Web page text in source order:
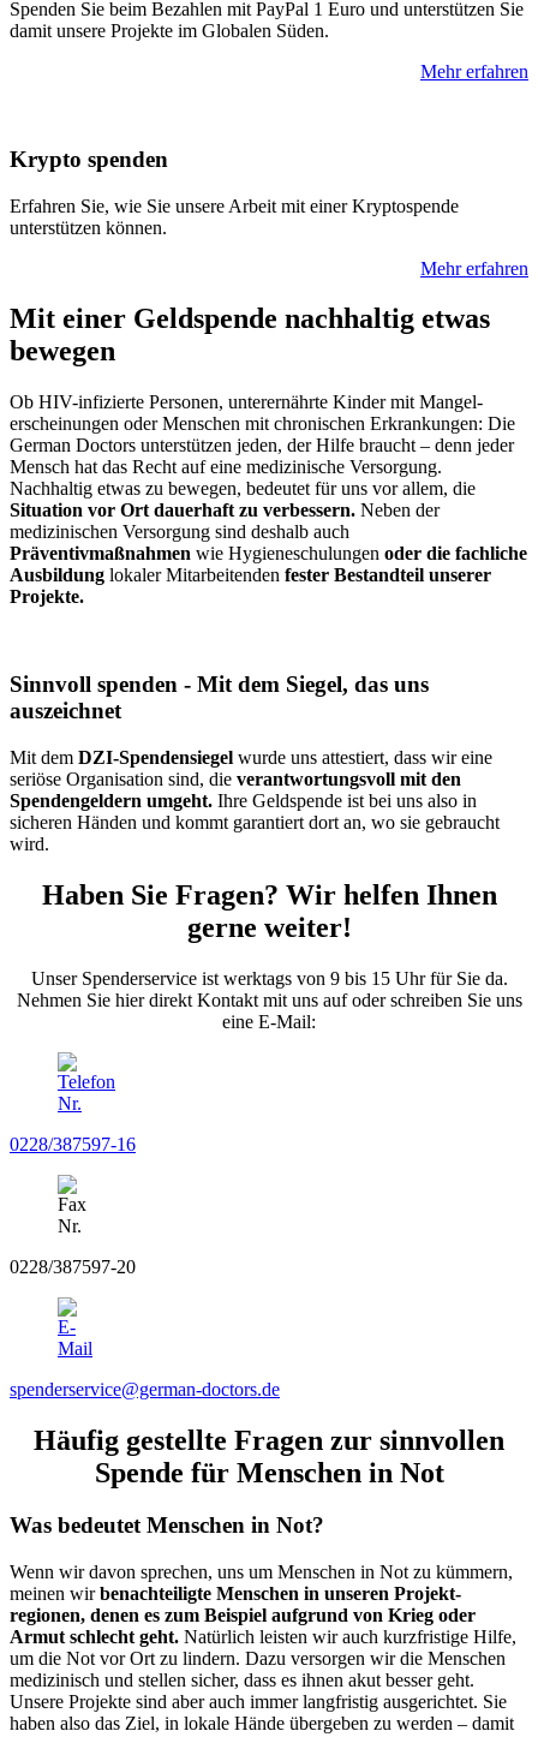
Spen­den Sie beim Be­zahl­en mit PayPal 1 Euro und unter­stützen Sie
da­mit unsere Projekte im Glo­balen Süden.
Mehr erfahren
Krypto spenden
Erfahren Sie, wie Sie unsere Arbeit mit einer Krypto­spende
unterstützen können.
Mehr erfahren
Mit einer Geldspende nachhaltig etwas
bewegen
Ob HIV-infizierte Personen, unter­ernährte Kinder mit Mangel­
erscheinungen oder Menschen mit chronischen Erkran­kungen: Die
German Doctors unterstützen jeden, der Hilfe braucht – denn jeder
Mensch hat das Recht auf eine medizinische Versorgung.
Nachhaltig etwas zu bewegen, bedeutet für uns vor allem, die
Situation vor Ort dauerhaft zu verbessern. Neben der
medizinischen Versorgung sind deshalb auch
Präventivmaßnahmen wie Hygieneschulungen oder die fachliche
Ausbildung lokaler Mitarbeitenden fester Bestandteil unserer
Projekte.
Sinnvoll spenden - Mit dem Siegel, das uns
auszeichnet
Mit dem DZI-Spenden­siegel wurde uns attes­tiert, dass wir eine
seriöse Organisa­tion sind, die verant­wortungs­voll mit den
Spenden­geldern umgeht. Ihre Geld­spende ist bei uns also in
sicheren Händen und kommt garan­tiert dort an, wo sie gebraucht
wird.
Haben Sie Fragen? Wir helfen Ihnen
gerne weiter!
Unser Spenderservice ist werktags von 9 bis 15 Uhr für Sie da.
Nehmen Sie hier direkt Kontakt mit uns auf oder schrei­ben Sie uns
eine E-Mail:
0228/387597-16
0228/387597-20
spenderservice@german-doctors.de
Häufig gestellte Fragen zur sinnvollen
Spende für Menschen in Not
Was bedeutet Menschen in Not?
Wenn wir davon sprechen, uns um Menschen in Not zu kümmern,
meinen wirbenach­teiligte Menschen in unseren Projekt­
regionen, denen es zum Beispiel aufgrund von Krieg oder
Armut schlecht geht. Natürlich leisten wir auch kurz­fristige Hilfe,
um die Not vor Ort zu lindern. Dazu versorgen wir die Menschen
medi­zinisch und stellen sicher, dass es ihnen akut besser geht.
Unsere Projekte sind aber auch immer lang­fristig ausge­richtet. Sie
haben also das Ziel, in lokale Hände über­geben zu werden – damit